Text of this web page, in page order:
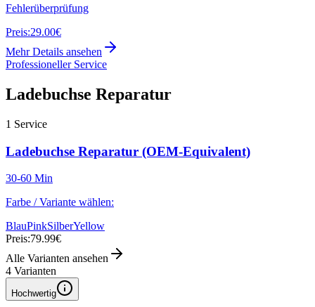
Fehlerüberprüfung
Preis:29.00€
Mehr Details ansehen
Professioneller Service
Ladebuchse Reparatur
1 Service
Ladebuchse Reparatur (OEM-Equivalent)
30-60 Min
Farbe / Variante wählen:
BlauPinkSilberYellow
Preis:79.99€
Alle Varianten ansehen
4 Varianten
Hochwertig